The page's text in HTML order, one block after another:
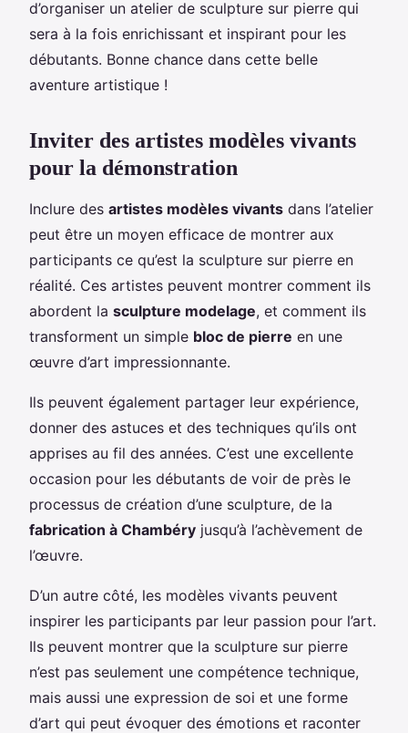
d’organiser un atelier de sculpture sur pierre qui
sera à la fois enrichissant et inspirant pour les
débutants. Bonne chance dans cette belle
aventure artistique !
Inviter des artistes modèles vivants
pour la démonstration
Inclure des artistes modèles vivants dans l’atelier
peut être un moyen efficace de montrer aux
participants ce qu’est la sculpture sur pierre en
réalité. Ces artistes peuvent montrer comment ils
abordent la sculpture modelage, et comment ils
transforment un simple bloc de pierre en une
œuvre d’art impressionnante.
Ils peuvent également partager leur expérience,
donner des astuces et des techniques qu’ils ont
apprises au fil des années. C’est une excellente
occasion pour les débutants de voir de près le
processus de création d’une sculpture, de la
fabrication à Chambéry jusqu’à l’achèvement de
l’œuvre.
D’un autre côté, les modèles vivants peuvent
inspirer les participants par leur passion pour l’art.
Ils peuvent montrer que la sculpture sur pierre
n’est pas seulement une compétence technique,
mais aussi une expression de soi et une forme
d’art qui peut évoquer des émotions et raconter